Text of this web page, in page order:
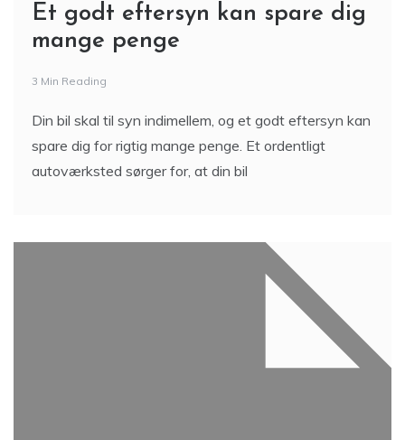
Et godt eftersyn kan spare dig
mange penge
3 Min Reading
Din bil skal til syn indimellem, og et godt eftersyn kan
spare dig for rigtig mange penge. Et ordentligt
autoværksted sørger for, at din bil